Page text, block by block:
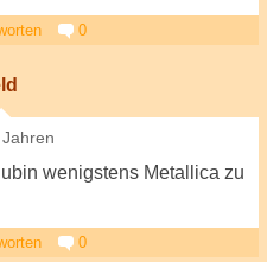
0
wenigstens Metallica zu
0